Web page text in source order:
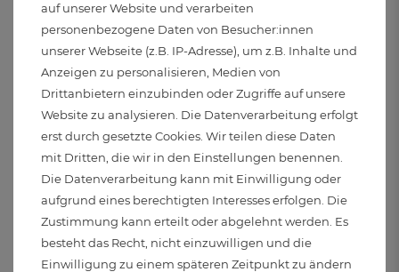
Material:
Glas, Aluminium
Oberflächenbehandlung:
Glänzend & Glas
Schutzart:
Anwendungsbereich:
Nur zum Gebrauch in geschlossenen Räumen
auf unserer Website und verarbeiten
personenbezogene Daten von Besucher:innen
unserer Webseite (z.B. IP-Adresse), um z.B. Inhalte und
Anzeigen zu personalisieren, Medien von
Drittanbietern einzubinden oder Zugriffe auf unsere
Website zu analysieren. Die Datenverarbeitung erfolgt
erst durch gesetzte Cookies. Wir teilen diese Daten
mit Dritten, die wir in den Einstellungen benennen.
Die Datenverarbeitung kann mit Einwilligung oder
aufgrund eines berechtigten Interesses erfolgen. Die
Zustimmung kann erteilt oder abgelehnt werden. Es
besteht das Recht, nicht einzuwilligen und die
Einwilligung zu einem späteren Zeitpunkt zu ändern